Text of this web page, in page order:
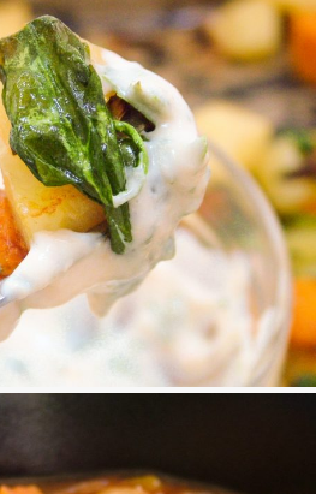
KRUMPLI SPENÓTTAL
FŐÉTELEK/KÖRETEK/MAGYAROS KONYHA